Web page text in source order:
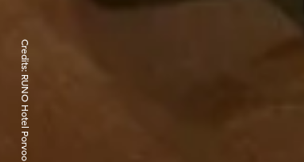
Credits:
RUNO Hotel Porvoo